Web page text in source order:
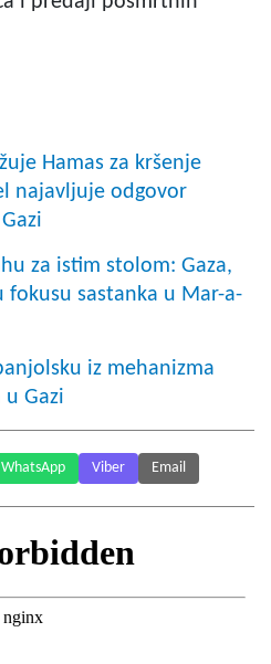
Hamas za kršenje
najavljuje odgovor
za istim stolom: Gaza,
fokusu sastanka u Mar-a-
iz mehanizma
Gazi
WhatsApp Viber Email